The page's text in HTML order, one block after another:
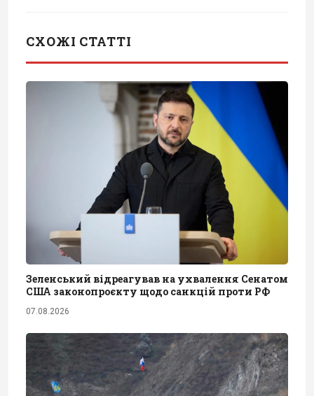
СХОЖІ СТАТТІ
Зеленський відреагував на ухвалення Сенатом
США законопроєкту щодо санкцій проти РФ
07.08.2026